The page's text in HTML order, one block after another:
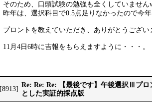
そのため、口頭試験の勉強も全くしていません
昨年は、選択科目で0.5点足りなかったので今
プロントを教えていただき、ありがとうござい
11月4日6時に吉報をもらえますように・・・。
[8913]
Re: Re: Re: 【最後です】午後選択Ⅲプ
とした実証的採点版